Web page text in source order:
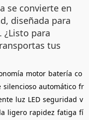
se convierte en
diseñada para
¿Listo para
tus
motor batería co
silencioso automático fr
luz LED seguridad v
ligero rapidez fatiga fí